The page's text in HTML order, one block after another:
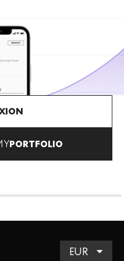
PORTFOLIO